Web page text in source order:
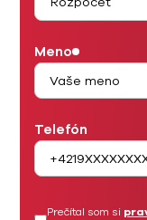
Meno
Telefón
Prečítal som si